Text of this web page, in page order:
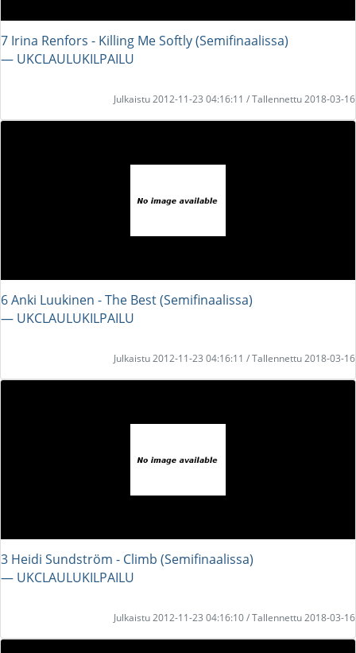
7 Irina Renfors - Killing Me Softly (Semifinaalissa)
― UKCLAULUKILPAILU
Julkaistu 2012-11-23 04:16:11 / Tallennettu 2018-03-16
6 Anki Luukinen - The Best (Semifinaalissa)
― UKCLAULUKILPAILU
Julkaistu 2012-11-23 04:16:11 / Tallennettu 2018-03-16
3 Heidi Sundström - Climb (Semifinaalissa)
― UKCLAULUKILPAILU
Julkaistu 2012-11-23 04:16:10 / Tallennettu 2018-03-16